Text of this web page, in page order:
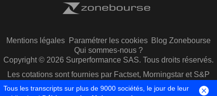
Mentions légales Paramétrer les cookies Blog Zonebourse
Qui sommes-nous ?
Copyright © 2026 Surperformance SAS. Tous droits réservés.
Les cotations sont fournies par Factset, Morningstar et S&P
Capital IQ
Tous les transcripts sur plus de 9000 sociétés, le jour de leur